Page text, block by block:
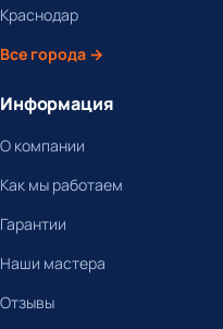
Краснодар
Все города →
Информация
О компании
Как мы работаем
Гарантии
Наши мастера
Отзывы